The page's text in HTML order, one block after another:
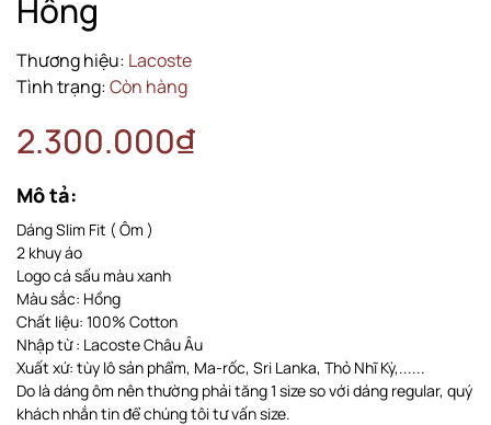
Hồng
Thương hiệu: Lacoste
Tình trạng:Còn hàng
2.300.000₫
Mô tả:
Dáng Slim Fit ( Ôm )
2 khuy áo
Logo cá sấu màu xanh
Màu sắc: Hồng
Chất liệu: 100% Cotton
Nhập từ : Lacoste Châu Âu
Xuất xứ: tùy lô sản phẩm, Ma-rốc, Sri Lanka, Thỏ Nhĩ Kỳ,......
Do là dáng ôm nên thường phải tăng 1 size so với dáng regular, quý
khách nhắn tin để chúng tôi tư vấn size.